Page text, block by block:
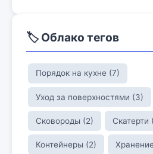
🏷️ Облако тегов
Порядок на кухне (7)
Уход за поверхностями (3)
Сковороды (2) Скатерти
Контейнеры (2)